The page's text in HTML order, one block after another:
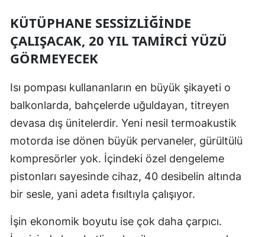
Sivas
Tokat
Trabzon
Şanlıurfa
Uşak
Yozgat
KÜTÜPHANE SESSIZLIĞINDE
ÇALIŞACAK, 20 YIL TAMIRCI YÜZÜ
GÖRMEYECEK
Isı pompası kullananların en büyük şikayeti o
balkonlarda, bahçelerde uğuldayan, titreyen
devasa dış ünitelerdir. Yeni nesil termoakustik
motorda ise dönen büyük pervaneler, gürültülü
kompresörler yok. İçindeki özel dengeleme
pistonları sayesinde cihaz, 40 desibelin altında
bir sesle, yani adeta fısıltıyla çalışıyor.
İşin ekonomik boyutu ise çok daha çarpıcı.